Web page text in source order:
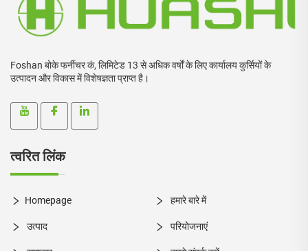
Foshan बोके फर्नीचर कं, लिमिटेड 13 से अधिक वर्षों के लिए कार्यालय कुर्सियों के
उत्पादन और विकास में विशेषज्ञता प्राप्त है।
त्वरित लिंक
Homepage हमारे बारे में
उत्पाद परियोजनाएं